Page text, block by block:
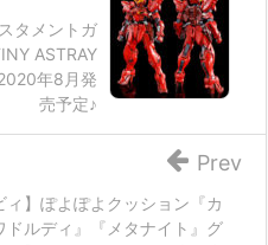
タメントガ
ASTRAY
年8月発
売予定♪
ィ】ぽよぽよクッション『カ
ドルディ』『メタナイト』グ
Prev